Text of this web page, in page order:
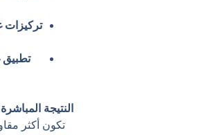
النتيجة
تكون أكثر